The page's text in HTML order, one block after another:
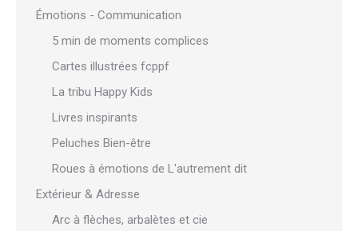
Émotions - Communication
5 min de moments complices
Cartes illustrées fcppf
La tribu Happy Kids
Livres inspirants
Peluches Bien-être
Roues à émotions de L'autrement dit
Extérieur & Adresse
Arc à flèches, arbalètes et cie